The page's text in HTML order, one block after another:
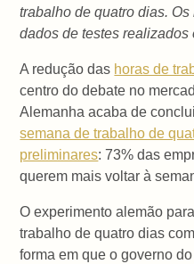
trabalho de quatro dias.
dados de testes realizados
A redução das horas de
centro do debate no
Alemanha acaba de
semana de trabalho de
preliminares: 73% das
querem mais voltar à
O experimento alemão
trabalho de quatro dias
forma em que o governo